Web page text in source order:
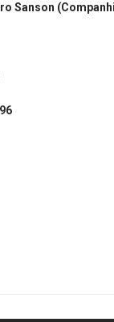
Sanson